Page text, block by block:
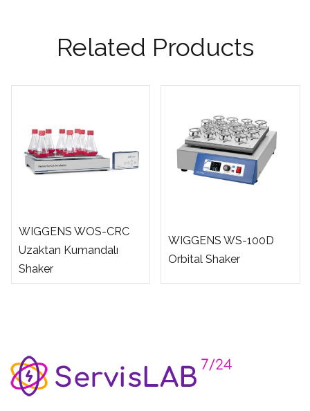
Related Products
WIGGENS WOS-CRC
Uzaktan Kumandalı
Shaker
WIGGENS WS-100D
Orbital Shaker